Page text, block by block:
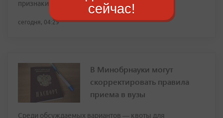
признаки зрелости
сегодня, 04:29
В Минобрнауки могут
скорректировать правила
приема в вузы
Среди обсуждаемых вариантов — квоты для
сейчас!